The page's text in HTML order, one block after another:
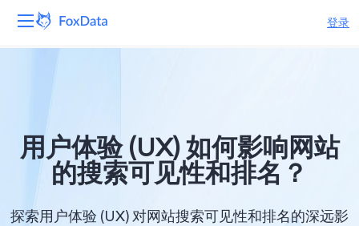
登录
解决方案
用户体验 (UX) 如何影响网站
的搜索可见性和排名？
探索用户体验 (UX) 对网站搜索可见性和排名的深远影